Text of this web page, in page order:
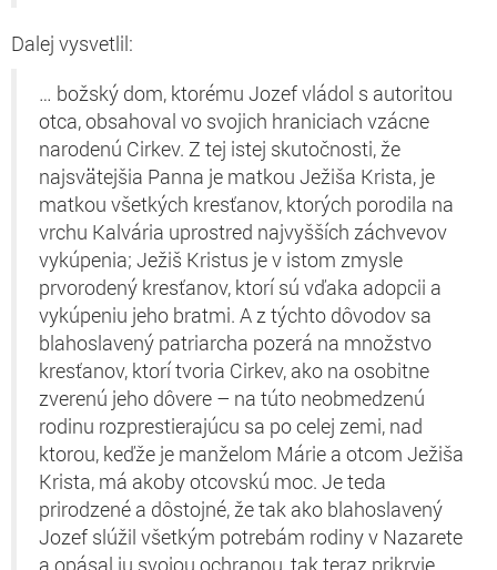
Dalej vysvetlil:
… božský dom, ktorému Jozef vládol s autoritou
otca, obsahoval vo svojich hraniciach vzácne
narodenú Cirkev. Z tej istej skutočnosti, že
najsvätejšia Panna je matkou Ježiša Krista, je
matkou všetkých kresťanov, ktorých porodila na
vrchu Kalvária uprostred najvyšších záchvevov
vykúpenia; Ježiš Kristus je v istom zmysle
prvorodený kresťanov, ktorí sú vďaka adopcii a
vykúpeniu jeho bratmi. A z týchto dôvodov sa
blahoslavený patriarcha pozerá na množstvo
kresťanov, ktorí tvoria Cirkev, ako na osobitne
zverenú jeho dôvere – na túto neobmedzenú
rodinu rozprestierajúcu sa po celej zemi, nad
ktorou, keďže je manželom Márie a otcom Ježiša
Krista, má akoby otcovskú moc. Je teda
prirodzené a dôstojné, že tak ako blahoslavený
Jozef slúžil všetkým potrebám rodiny v Nazarete